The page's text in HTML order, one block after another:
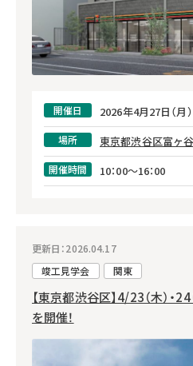
開催日 2026年4月27日（月）
場所 東京都渋谷区富ヶ
開催時間 10：00～16：00
更新日：2026.04.17
竣工見学会
関東
【東京都渋谷区】4/23（木）・
を開催！